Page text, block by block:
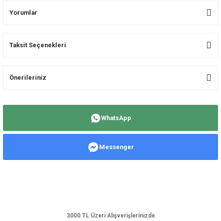
Yorumlar
Taksit Seçenekleri
Önerileriniz
Ürün resmi kalitesiz, bozuk veya görüntülenemiyor.
WhatsApp
Messenger
3000 TL Üzeri Alışverişlerinizde